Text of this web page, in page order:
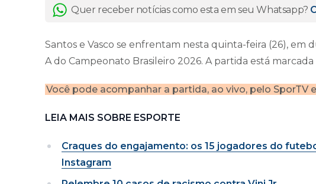
Quer receber notícias como esta em seu Whatsapp?
Santos e Vasco se enfrentam nesta quinta-feira (26), em
A do Campeonato Brasileiro 2026. A partida está marcada
Você pode acompanhar a partida, ao vivo, pelo SporTV
LEIA MAIS SOBRE ESPORTE
Craques do engajamento: os 15 jogadores do
Instagram